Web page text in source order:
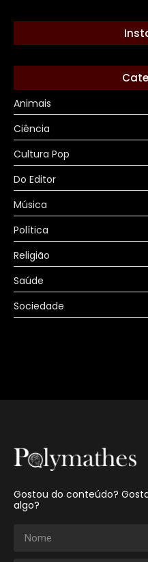
Animais
Ciência
Cultura Pop
Do Editor
Música
Política
Religião
Saúde
Sociedade
Gostou do conteúdo?
algo?